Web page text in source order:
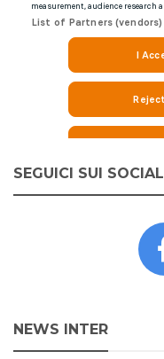
SEGUICI SUI SOCIAL
NEWS INTER